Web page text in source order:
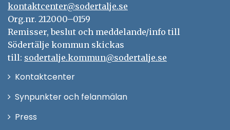
kontaktcenter@sodertalje.se
Org.nr. 212000–0159
Remisser, beslut och meddelande/info till
Södertälje kommun skickas
till: sodertalje.kommun@sodertalje.se
KontaktcenterÖppna
Synpunkter och felanmälan
Press